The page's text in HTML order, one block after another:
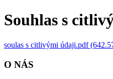
Souhlas s
soulas s citlivými údaji.pdf
O NÁS